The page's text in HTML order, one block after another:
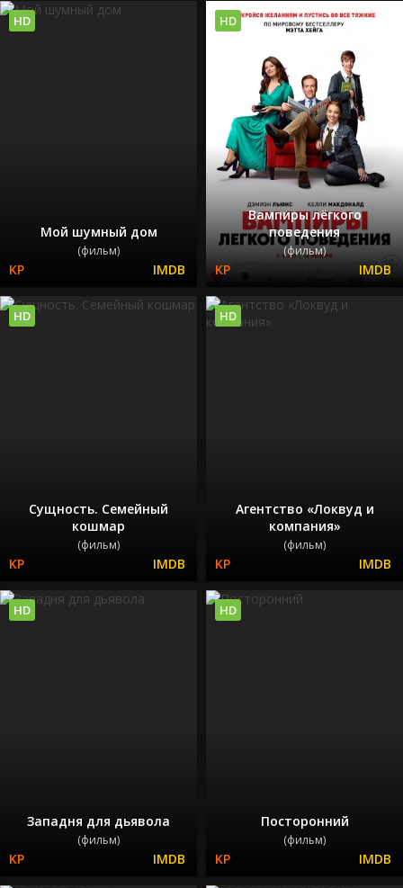
Мой шумный дом
(фильм)
HD
Вампиры лёгкого
поведения
(фильм)
HD
Сущность. Семейный
кошмар
(фильм)
HD
Агентство «Локвуд и
компания»
(фильм)
HD
Западня для дьявола
(фильм)
HD
Посторонний
(фильм)
HD